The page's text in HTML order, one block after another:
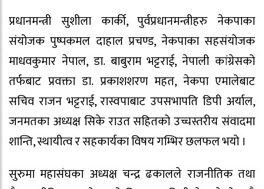
प्रधानमन्त्री सुशीला कार्की, पुर्वप्रधानमन्त्रीहरु नेकपाका
संयोजक पुष्पकमल दाहाल प्रचण्ड, नेकपाका सहसंयोजक
माधवकुमार नेपाल, डा. बाबुराम भट्टराई, नेपाली कांग्रेसको
तर्फबाट प्रवक्ता डा. प्रकाशशरण महत, नेकपा एमालेबाट
सचिव राजन भट्टराई, रास्वपाबाट उपसभापति डिपी अर्याल,
जनमतका अध्यक्ष सिके राउत सहितको उच्चस्तरीय संवादमा
शान्ति, स्थायीत्व र सहकार्यका विषय गम्भिर छलफल भयो ।
सुरुमा महासंघका अध्यक्ष चन्द्र ढकालले राजनीतिक तथा